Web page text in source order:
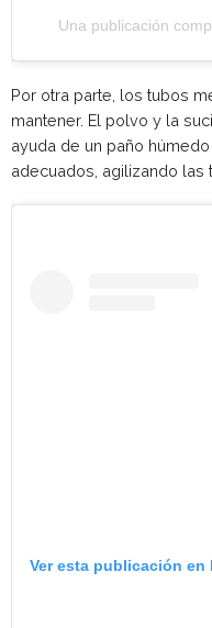
Una publicación
Por otra parte, los tubos
mantener. El polvo y la
ayuda de un paño
adecuados, agilizando las
Ver esta publicación en